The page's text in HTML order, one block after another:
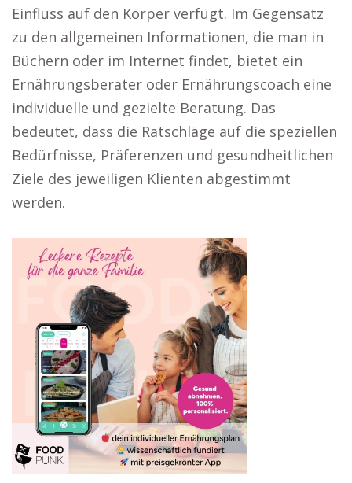
Einfluss auf den Körper verfügt. Im Gegensatz
zu den allgemeinen Informationen, die man in
Büchern oder im Internet findet, bietet ein
Ernährungsberater oder Ernährungscoach eine
individuelle und gezielte Beratung. Das
bedeutet, dass die Ratschläge auf die speziellen
Bedürfnisse, Präferenzen und gesundheitlichen
Ziele des jeweiligen Klienten abgestimmt
werden.